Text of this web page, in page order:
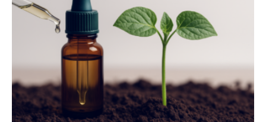
Art einer neuen Gattung beschrieben werden und trägt
nun den Namen Cretosabethes primaevus. Dieser erste
fossile Nachweis einer Stechmückenlarve in Bernstein
stellt gleichzeitig den ersten Fossilfund einer
Mückenlarve aus dem Mesozoikum dar, denn…